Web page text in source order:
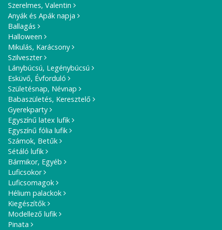
Szerelmes, Valentin
Anyák és Apák napja
Ballagás
Halloween
Mikulás, Karácsony
Szilveszter
Lánybúcsú, Legénybúcsú
Esküvő, Évforduló
Születésnap, Névnap
Babaszületés, Keresztelő
Gyerekparty
Egyszínű latex lufik
Egyszínű fólia lufik
Számok, Betűk
Sétáló lufik
Bármikor, Egyéb
Luficsokor
Luficsomagok
Hélium palackok
Kiegészítők
Modellező lufik
Pinata